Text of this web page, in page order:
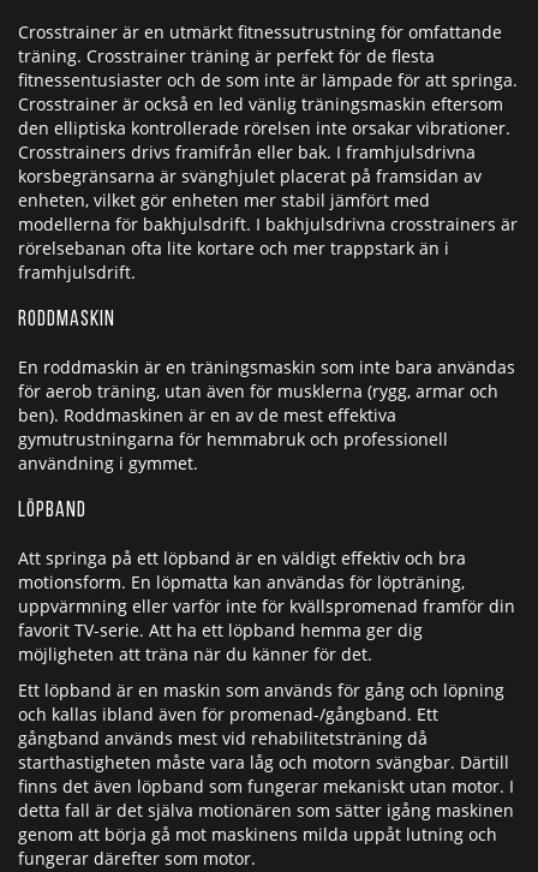
Crosstrainer är en utmärkt fitnessutrustning för omfattande
träning. Crosstrainer träning är perfekt för de flesta
fitnessentusiaster och de som inte är lämpade för att springa.
Crosstrainer är också en led vänlig träningsmaskin eftersom
den elliptiska kontrollerade rörelsen inte orsakar vibrationer.
Crosstrainers drivs framifrån eller bak. I framhjulsdrivna
korsbegränsarna är svänghjulet placerat på framsidan av
enheten, vilket gör enheten mer stabil jämfört med
modellerna för bakhjulsdrift. I bakhjulsdrivna crosstrainers är
rörelsebanan ofta lite kortare och mer trappstark än i
framhjulsdrift.
Roddmaskin
En roddmaskin är en träningsmaskin som inte bara användas
för aerob träning, utan även för musklerna (rygg, armar och
ben). Roddmaskinen är en av de mest effektiva
gymutrustningarna för hemmabruk och professionell
användning i gymmet.
Löpband
Att springa på ett löpband är en väldigt effektiv och bra
motionsform. En löpmatta kan användas för löpträning,
uppvärmning eller varför inte för kvällspromenad framför din
favorit TV-serie. Att ha ett löpband hemma ger dig
möjligheten att träna när du känner för det.
Ett löpband är en maskin som används för gång och löpning
och kallas ibland även för promenad-/gångband. Ett
gångband används mest vid rehabilitetsträning då
starthastigheten måste vara låg och motorn svängbar. Därtill
finns det även löpband som fungerar mekaniskt utan motor. I
detta fall är det själva motionären som sätter igång maskinen
genom att börja gå mot maskinens milda uppåt lutning och
fungerar därefter som motor.